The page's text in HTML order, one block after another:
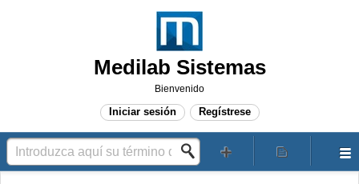
Medilab Sistemas
Bienvenido
Iniciar sesión Regístrese